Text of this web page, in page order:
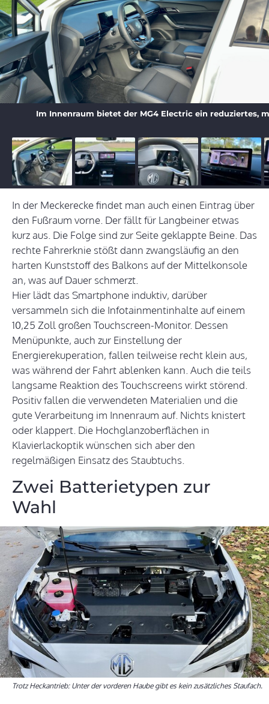
Im Innenraum bietet der MG4 Electric ein reduziertes,
In der Meckerecke findet man auch einen Eintrag über
den Fußraum vorne. Der fällt für Langbeiner etwas
kurz aus. Die Folge sind zur Seite geklappte Beine. Das
rechte Fahrerknie stößt dann zwangsläufig an den
harten Kunststoff des Balkons auf der Mittelkonsole
an, was auf Dauer schmerzt.
Hier lädt das Smartphone induktiv, darüber
versammeln sich die Infotainmentinhalte auf einem
10,25 Zoll großen Touchscreen-Monitor. Dessen
Menüpunkte, auch zur Einstellung der
Energierekuperation, fallen teilweise recht klein aus,
was während der Fahrt ablenken kann. Auch die teils
langsame Reaktion des Touchscreens wirkt störend.
Positiv fallen die verwendeten Materialien und die
gute Verarbeitung im Innenraum auf. Nichts knistert
oder klappert. Die Hochglanzoberflächen in
Klavierlackoptik wünschen sich aber den
regelmäßigen Einsatz des Staubtuchs.
Zwei Batterietypen zur
Wahl
Trotz Heckantrieb: Unter der vorderen Haube gibt es kein zusätzliches Staufach.